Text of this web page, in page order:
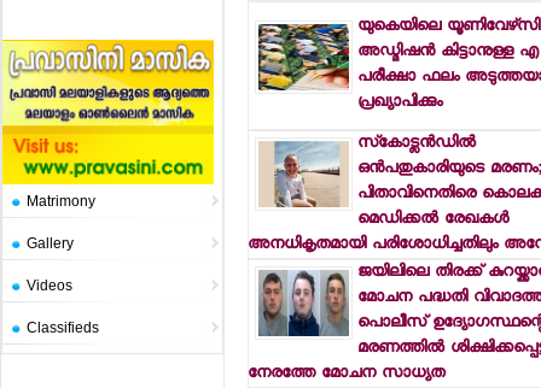
Matrimony
Gallery
Videos
Classifieds
യുകെയിലെ
അഡ്മിഷന്‍ കിട്ടാനുള്ള
പരീക്ഷാ ഫലം
പ്രഖ്യാപിക്കും
സ്‌കോട്ലന്‍ഡില്‍
ഒന്‍പതുകാരിയുടെ
പിതാവിനെതിരെ
മെഡിക്കല്‍ രേഖകള്‍
അനധികൃതമായി പരിശോധിച്ചതിലും
ജയിലിലെ തിരക്ക്
മോചന പദ്ധതി
പൊലീസ്
മരണത്തില്‍
നേരത്തേ മോചന സാധ്യത